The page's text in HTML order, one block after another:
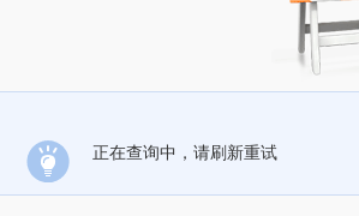
正在查询中，请刷新重试